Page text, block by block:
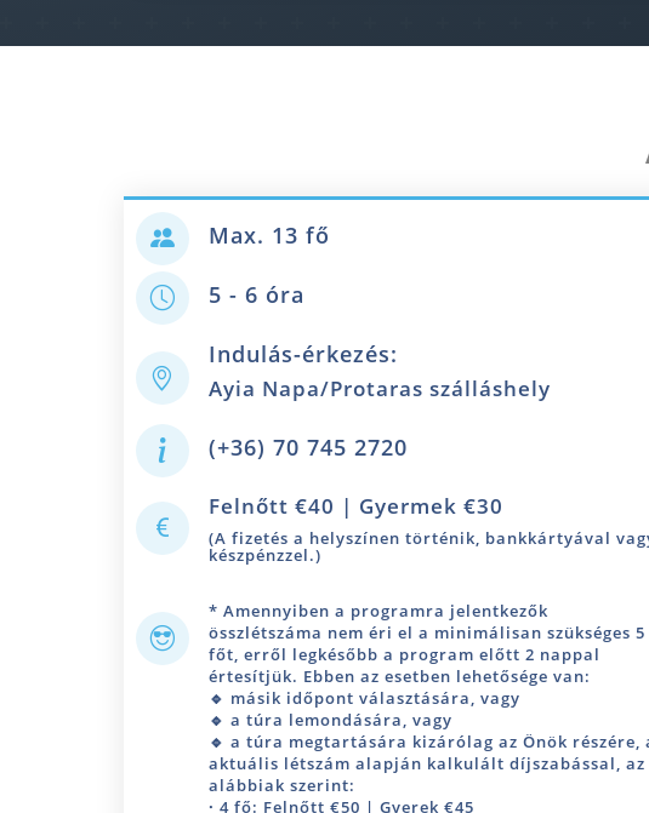
Max. 13 fő
5 - 6 óra
Indulás-érkezés:
Ayia Napa/Protaras szálláshely
(+36) 70 745 2720
Felnőtt €40 | Gyermek €30
(A fizetés a helyszínen történik, bankkártyával
készpénzzel.)
* Amennyiben a programra jelentkezők
összlétszáma nem éri el a minimálisan szükséges 5
főt, erről legkésőbb a program előtt 2 nappal
értesítjük. Ebben az esetben lehetősége van:
🔹 másik időpont választására, vagy
🔹 a túra lemondására, vagy
🔹 a túra megtartására kizárólag az Önök részére,
aktuális létszám alapján kalkulált díjszabással, az
alábbiak szerint:
· 4 fő: Felnőtt €50 | Gyerek €45